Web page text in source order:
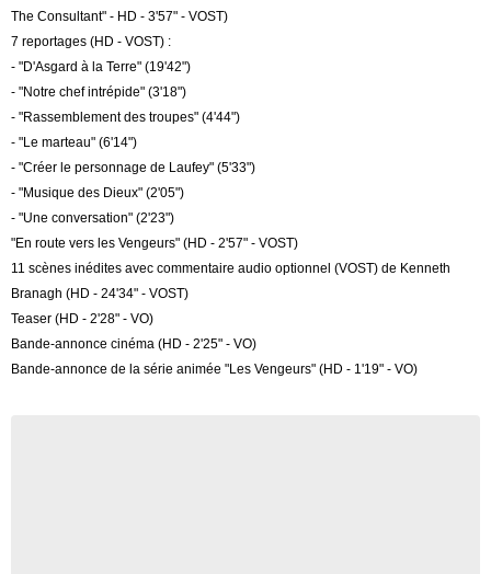
The Consultant" - HD - 3'57" - VOST)
7 reportages (HD - VOST) :
- "D'Asgard à la Terre" (19'42")
- "Notre chef intrépide" (3'18")
- "Rassemblement des troupes" (4'44")
- "Le marteau" (6'14")
- "Créer le personnage de Laufey" (5'33")
- "Musique des Dieux" (2'05")
- "Une conversation" (2'23")
"En route vers les Vengeurs" (HD - 2'57" - VOST)
11 scènes inédites avec commentaire audio optionnel (VOST) de Kenneth
Branagh (HD - 24'34" - VOST)
Teaser (HD - 2'28" - VO)
Bande-annonce cinéma (HD - 2'25" - VO)
Bande-annonce de la série animée "Les Vengeurs" (HD - 1'19" - VO)